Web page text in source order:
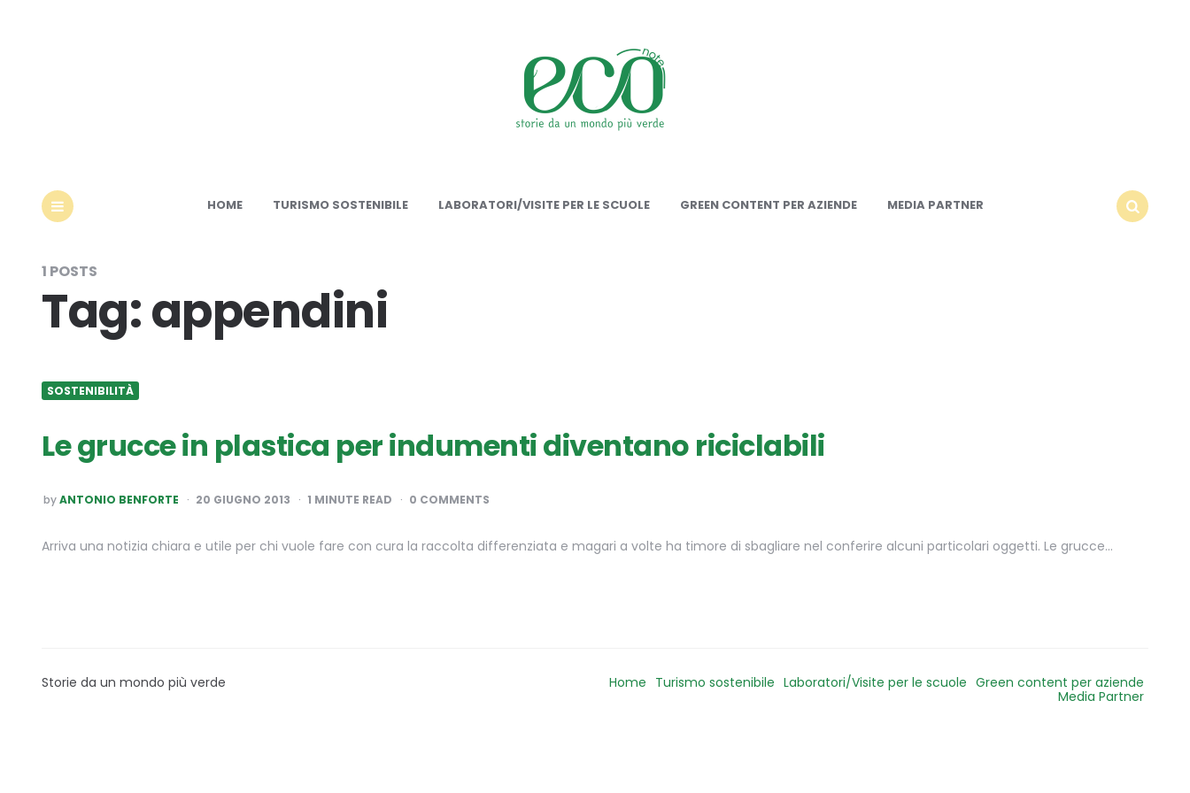
HOME TURISMO SOSTENIBILE LABORATORI/VISITE PER LE SCUOLE GREEN CONTENT PER AZIENDE
MEDIA PARTNER
1 POSTS
Tag:appendini
SOSTENIBILITÀ
Le grucce in plastica per indumenti diventano riciclabili
POSTED
BY
byANTONIO BENFORTE 20 GIUGNO 2013 1 MINUTE READ 0 COMMENTS
Arriva una notizia chiara e utile per chi vuole fare con cura la raccolta differenziata e magari a volte ha timore di sbagliare nel conferire alcuni particolari oggetti. Le grucce…
Storie da un mondo più verde Home Turismo sostenibile Laboratori/Visite per le scuole Green content per aziende
Media Partner